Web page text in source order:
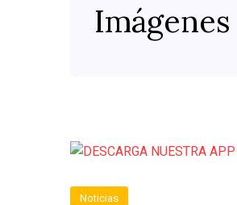
Imágenes
Noticias